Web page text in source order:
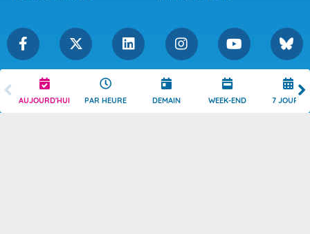
AUJOURD'HUI PAR HEURE DEMAIN WEEK-END 7 JOURS